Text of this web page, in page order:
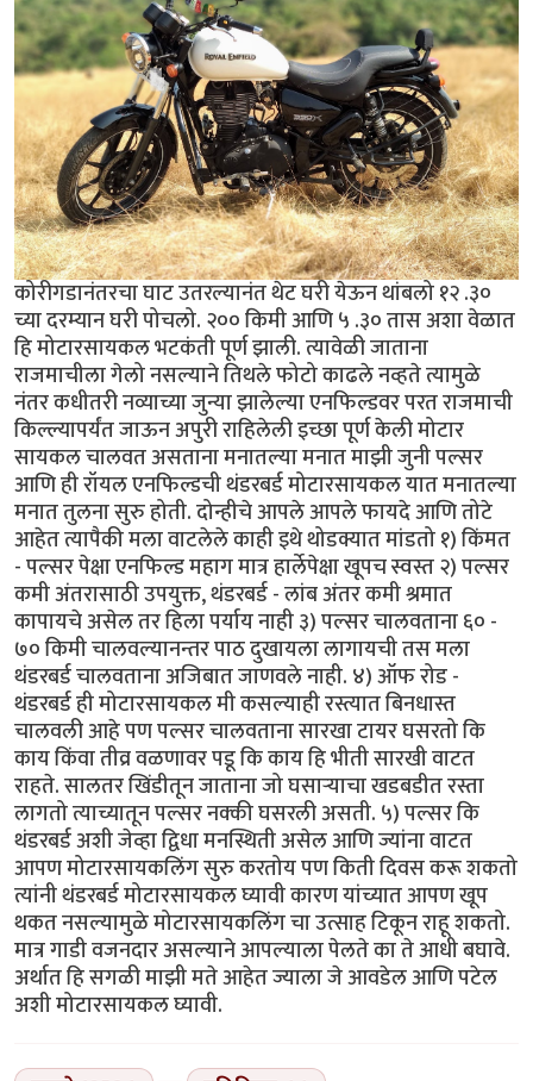
कोरीगडानंतरचा घाट उतरल्यानंत थेट घरी येऊन थांबलो १२ .३०
च्या दरम्यान घरी पोचलो. २०० किमी आणि ५ .३० तास अशा वेळात
हि मोटारसायकल भटकंती पूर्ण झाली. त्यावेळी जाताना
राजमाचीला गेलो नसल्याने तिथले फोटो काढले नव्हते त्यामुळे
नंतर कधीतरी नव्याच्या जुन्या झालेल्या एनफिल्डवर परत राजमाची
किल्ल्यापर्यंत जाऊन अपुरी राहिलेली इच्छा पूर्ण केली मोटार
सायकल चालवत असताना मनातल्या मनात माझी जुनी पल्सर
आणि ही रॉयल एनफिल्डची थंडरबर्ड मोटारसायकल यात मनातल्या
मनात तुलना सुरु होती. दोन्हीचे आपले आपले फायदे आणि तोटे
आहेत त्यापैकी मला वाटलेले काही इथे थोडक्यात मांडतो १) किंमत
- पल्सर पेक्षा एनफिल्ड महाग मात्र हार्लेपेक्षा खूपच स्वस्त २) पल्सर
कमी अंतरासाठी उपयुक्त, थंडरबर्ड - लांब अंतर कमी श्रमात
कापायचे असेल तर हिला पर्याय नाही ३) पल्सर चालवताना ६० -
७० किमी चालवल्यानन्तर पाठ दुखायला लागायची तस मला
थंडरबर्ड चालवताना अजिबात जाणवले नाही. ४) ऑफ रोड -
थंडरबर्ड ही मोटारसायकल मी कसल्याही रस्त्यात बिनधास्त
चालवली आहे पण पल्सर चालवताना सारखा टायर घसरतो कि
काय किंवा तीव्र वळणावर पडू कि काय हि भीती सारखी वाटत
राहते. सालतर खिंडीतून जाताना जो घसार्‍याचा खडबडीत रस्ता
लागतो त्याच्यातून पल्सर नक्की घसरली असती. ५) पल्सर कि
थंडरबर्ड अशी जेव्हा द्विधा मनस्थिती असेल आणि ज्यांना वाटत
आपण मोटारसायकलिंग सुरु करतोय पण किती दिवस करू शकतो
त्यांनी थंडरबर्ड मोटारसायकल घ्यावी कारण यांच्यात आपण खूप
थकत नसल्यामुळे मोटारसायकलिंग चा उत्साह टिकून राहू शकतो.
मात्र गाडी वजनदार असल्याने आपल्याला पेलते का ते आधी बघावे.
अर्थात हि सगळी माझी मते आहेत ज्याला जे आवडेल आणि पटेल
अशी मोटारसायकल घ्यावी.